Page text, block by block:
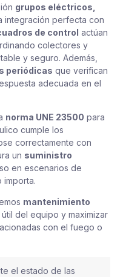
grupos eléctricos,
integración perfecta con
de control actúan
colectores y
y seguro. Además,
periódicas que verifican
adecuada en el
norma UNE 23500 para
cumple los
correctamente con
un suministro
en escenarios de
mantenimiento
del equipo y maximizar
con el fuego o
el estado de las